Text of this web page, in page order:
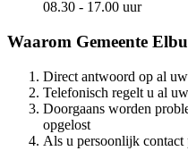
08.30 - 17.00 uur
Waarom Gemeente
Direct antwoord op al
Telefonisch regelt u al
Doorgaans worden
opgelost
Als u persoonlijk contact